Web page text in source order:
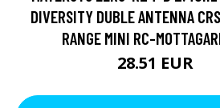
DIVERSITY DUBLE ANTENNA
RANGE MINI RC-
28.51 EUR